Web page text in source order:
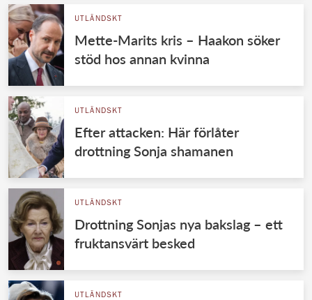
UTLÄNDSKT
Mette-Marits kris – Haakon söker
stöd hos annan kvinna
UTLÄNDSKT
Efter attacken: Här förlåter
drottning Sonja shamanen
UTLÄNDSKT
Drottning Sonjas nya bakslag – ett
fruktansvärt besked
UTLÄNDSKT